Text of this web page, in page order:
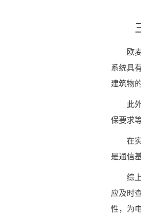
三
欧麦
系统具
建筑物
此外
保要求
在实
是通信
综上
应及时
性，为